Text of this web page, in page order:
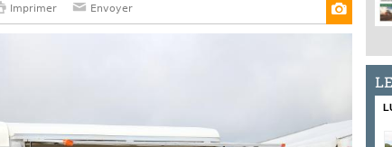
Imprimer Envoyer